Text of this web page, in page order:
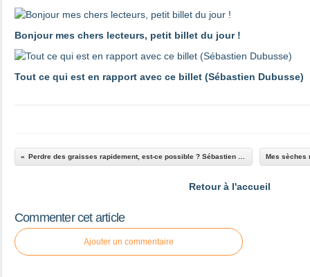
Bonjour mes chers lecteurs, petit billet du jour !
Tout ce qui est en rapport avec ce billet (Sébastien Dubusse)
Retour à l'accueil
Commenter cet article
Ajouter un commentaire